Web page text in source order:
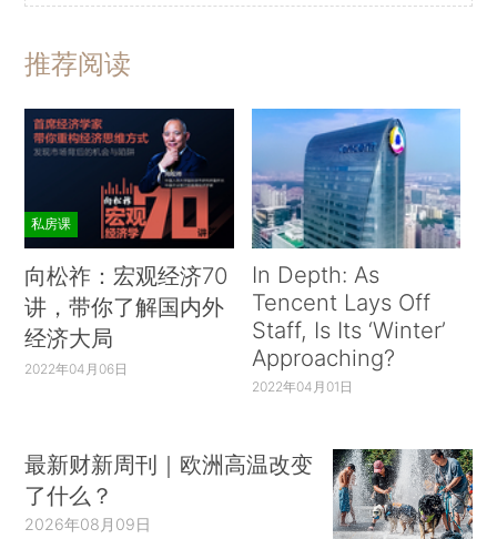
推荐阅读
私房课
向松祚：宏观经济70
讲，带你了解国内外
经济大局
2022年04月06日
In Depth: As
Tencent Lays Off
Staff, Is Its ‘Winter’
Approaching?
2022年04月01日
最新财新周刊｜欧洲高温改变
了什么？
2026年08月09日